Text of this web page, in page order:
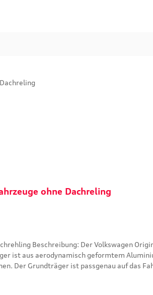
ohne Dachreling
alle Aufbauten. Der
ist aus aerodynamisch geformtem
Der Grundträger ist passgenau auf das
Diebstahl geschützt. Lieferung inklusive